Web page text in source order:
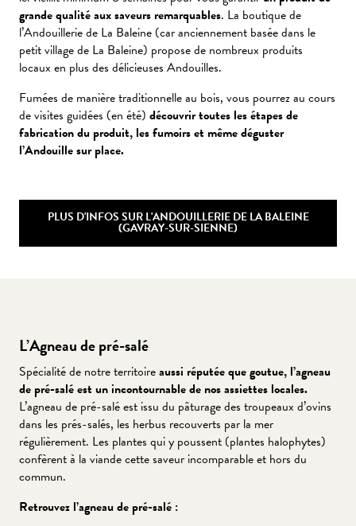
grande qualité aux saveurs remarquables. La boutique de
l’Andouillerie de La Baleine (car anciennement basée dans le
petit village de La Baleine) propose de nombreux produits
locaux en plus des délicieuses Andouilles.
Fumées de manière traditionnelle au bois, vous pourrez au cours
de visites guidées (en été) découvrir toutes les étapes de
fabrication du produit, les fumoirs et même déguster
l’Andouille sur place.
PLUS D'INFOS SUR L'ANDOUILLERIE DE LA BALEINE
(GAVRAY-SUR-SIENNE)
L’Agneau de pré-salé
Spécialité de notre territoireaussi réputée que goutue, l’agneau
de pré-salé est un incontournable de nos assiettes locales.
L’agneau de pré-salé est issu du pâturage des troupeaux d’ovins
dans les prés-salés, les herbus recouverts par la mer
régulièrement. Les plantes qui y poussent (plantes halophytes)
confèrent à la viande cette saveur incomparable et hors du
commun.
Retrouvez l’agneau de pré-salé :